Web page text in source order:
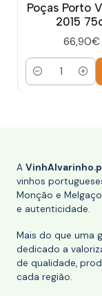
Poças Porto
2015
66,90€
Quantidade
A
vinhos
Monção e
e autenticidade.
Mais do que uma
dedicado a
de qualidade,
cada região.